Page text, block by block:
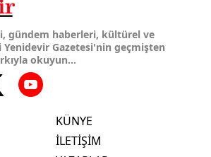
gündem haberleri, kültürel ve
Gazetesi'nin geçmişten
okuyun...
KÜNYE
İLETİŞİM